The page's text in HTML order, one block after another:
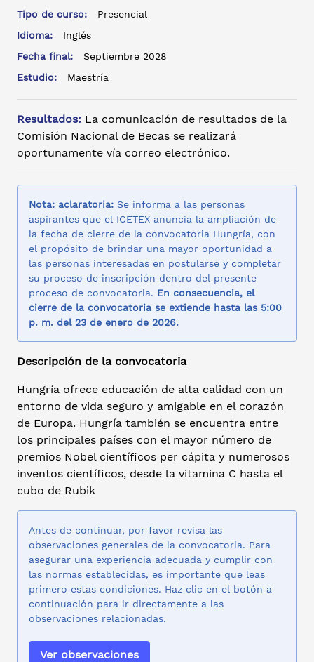
Tipo de curso:
Presencial
Idioma:
Inglés
Fecha final:
Septiembre 2028
Estudio:
Maestría
Resultados: La comunicación de resultados de la
Comisión Nacional de Becas se realizará
oportunamente vía correo electrónico.
Nota: aclaratoria: Se informa a las personas
aspirantes que el ICETEX anuncia la ampliación de
la fecha de cierre de la convocatoria Hungría, con
el propósito de brindar una mayor oportunidad a
las personas interesadas en postularse y completar
su proceso de inscripción dentro del presente
proceso de convocatoria. En consecuencia, el
cierre de la convocatoria se extiende hasta las 5:00
p. m. del 23 de enero de 2026.
Descripción de la convocatoria
Hungría ofrece educación de alta calidad con un
entorno de vida seguro y amigable en el corazón
de Europa. Hungría también se encuentra entre
los principales países con el mayor número de
premios Nobel científicos per cápita y numerosos
inventos científicos, desde la vitamina C hasta el
cubo de Rubik
Antes de continuar, por favor revisa las
observaciones generales de la convocatoria. Para
asegurar una experiencia adecuada y cumplir con
las normas establecidas, es importante que leas
primero estas condiciones. Haz clic en el botón a
continuación para ir directamente a las
observaciones relacionadas.
Ver observaciones